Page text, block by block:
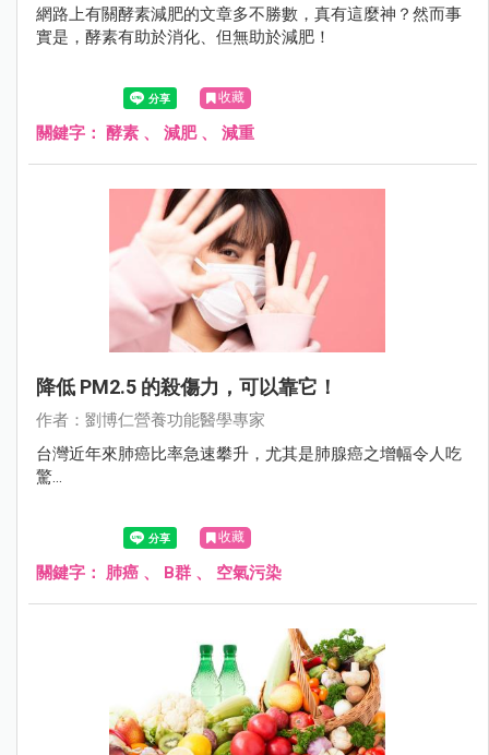
網路上有關酵素減肥的文章多不勝數，真有這麼神？然而事
實是，酵素有助於消化、但無助於減肥！
收藏
關鍵字： 酵素 、 減肥、 減重
降低 PM2.5 的殺傷力，可以靠它！
作者：劉博仁營養功能醫學專家
台灣近年來肺癌比率急速攀升，尤其是肺腺癌之增幅令人吃
驚...
收藏
關鍵字： 肺癌 、 B群 、 空氣污染